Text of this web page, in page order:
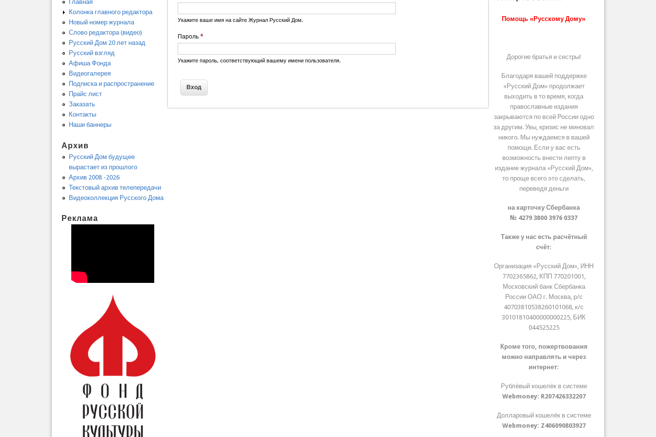
Укажите ваше имя на сайте Журнал Русский Дом.
Пароль*
Укажите пароль, соответствующий вашему имени пользователя.
Главная
Колонка главного редактора
Новый номер журнала
Слово редактора (видео)
Русский Дом 20 лет назад
Русский взгляд
Афиша Фонда
Видеогалерея
Подписка и распространение
Прайс лист
Заказать
Контакты
Наши баннеры
Архив
Русский Дом будущее
вырастает из прошлого
Архив 2008 -2026
Текстовый архив телепередачи
Видеоколлекция Русского Дома
Реклама
Помощь «Русскому Дому»
Дорогие братья и сестры!
Благодаря вашей поддержке
«Русский Дом» продолжает
выходить в то время, когда
православные издания
закрываются по всей России одно
за другим. Увы, кризис не миновал
никого. Мы нуждаемся в вашей
помощи. Если у вас есть
возможность внести лепту в
издание журнала «Русский Дом»,
то проще всего это сделать,
переведя деньги
на карточку Сбербанка
№ 4279 3800 3976 0337
Также у нас есть расчётный
счёт:
Организация «Русский Дом», ИНН
7702365862, КПП 770201001,
Московский банк Сбербанка
России ОАО г. Москва, р/с
40703810538260101068, к/с
30101810400000000225, БИК
044525225
Кроме того, пожертвования
можно направлять и через
интернет:
Рублёвый кошелёк в системе
Webmoney: R207426332207
Долларовый кошелёк в системе
Webmoney: Z406090803927